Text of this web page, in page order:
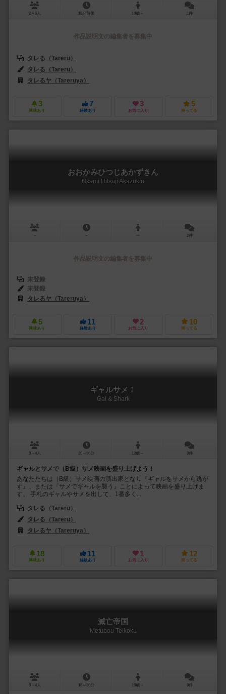
2～5人 15分前後 10歳～ 1件
作品説明文の編集者を募集中
タレる（Tareru）
タレる（Tareru）
タレるヤ（Tareruya）
3
興味あり
7
経験あり
3
お気に入り
5
持ってる
おおかみひつじあかずきん
Okami Hitsuji Akazukin
－ － ー 2件
作品説明文の編集者を募集中
未登録
未登録
タレるヤ（Tareruya）
5
興味あり
11
経験あり
2
お気に入り
10
持ってる
ギャルサメ！
Gal & Shark
3～4人 20～30分 12歳～ 0件
ギャルとサメで（B級）サメ映画を盛り上げよう！
あなたたちは（B級）サメ映画の演出家となり『ギャルをサメから逃が
す』、または『サメでギャルを襲う』ことによって映画を盛り上げま
す。 手札のギャルやサメを出して、1番多く...
タレる（Tareru）
タレる（Tareru）
タレるヤ（Tareruya）
18
興味あり
11
経験あり
1
お気に入り
12
持ってる
滅亡帝国
Metubou Teikoku
3～4人 15～30分 15歳～ 0件